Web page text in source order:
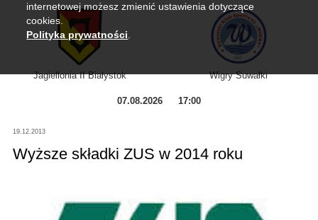
Jagiellonia II Białystok Wigry Suwałki
07.08.2026 17:00
19.12.2013
Wyższe składki ZUS w 2014 roku
internetowej możesz zmienić ustawienia dotyczące
cookies.
Polityka prywatności